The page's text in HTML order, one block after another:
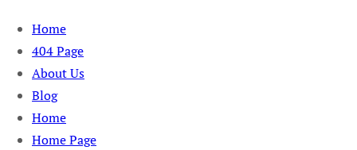
Skip
content
Home
404 Page
About Us
Blog
Home
Home Page